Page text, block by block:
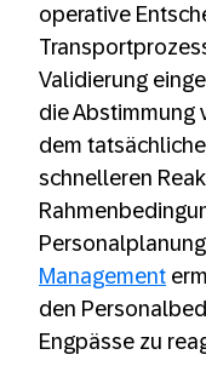
operative
Validierung
die Abstimmung
dem
schnelleren
Management
den
Engpässe zu